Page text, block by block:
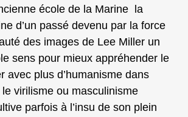
école de la Marine la
d’un passé devenu par la force
des images de Lee Miller un
sens pour mieux appréhender le
avec plus d’humanisme dans
virilisme ou masculinisme
parfois à l’insu de son plein